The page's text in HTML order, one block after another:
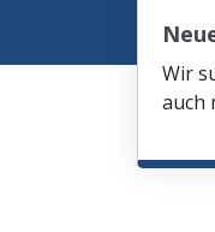
Wir
auch